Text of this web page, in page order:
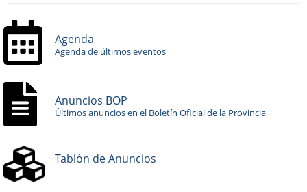
Agenda
Agenda de últimos eventos
Anuncios BOP
Últimos anuncios en el Boletín Oficial de la Provincia
Tablón de Anuncios